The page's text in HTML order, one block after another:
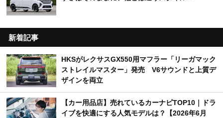
新着記事
HKSがレクサスGX550用マフラー「リーガマック
ストレイルマスター」発売 V6サウンドと上質デ
ザインを両立
【カー用品店】売れているカーナビTOP10｜ドラ
イブを快適にする人気モデルは？【2026年6月